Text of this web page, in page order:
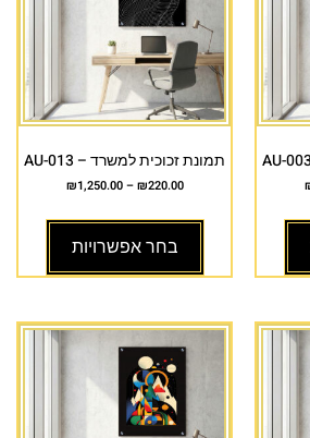
תמונת זכוכית למשרד – AU-013
₪220.00
–
₪1,250.00
בחר אפשרויות